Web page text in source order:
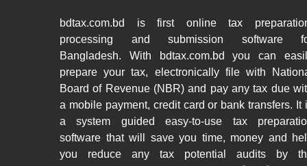
bdtax.com.bd is first online tax
processing and submission software
Bangladesh. With bdtax.com.bd you can
prepare your tax, electronically file with
Board of Revenue (NBR) and pay any tax due
a mobile payment, credit card or bank transfers. It
a system guided easy-to-use tax
software that will save you time, money and
you reduce any tax potential audits by